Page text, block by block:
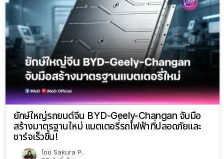
ยักษ์ใหญ่รถยนต์จีน BYD-Geely-Changan จับมือ
สร้างมาตรฐานใหม่ แบตเตอรี่รถไฟฟ้าที่ปลอดภัยและ
ชาร์จเร็วขึ้น!
โดย Sakura P.